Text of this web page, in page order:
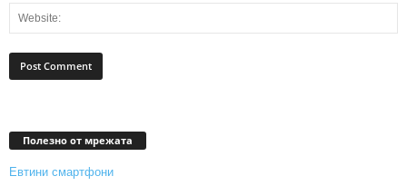
Полезно от мрежата
Евтини смартфони